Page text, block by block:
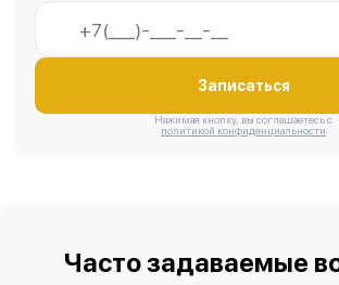
Записаться
Нажимая кнопку, вы соглашаетесь с
политикой конфиденциальности
Часто задаваемые